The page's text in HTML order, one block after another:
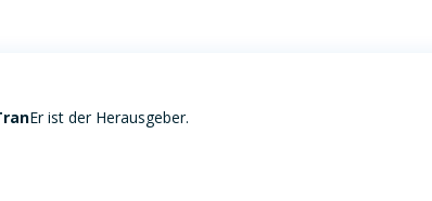
Er ist der Herausgeber.